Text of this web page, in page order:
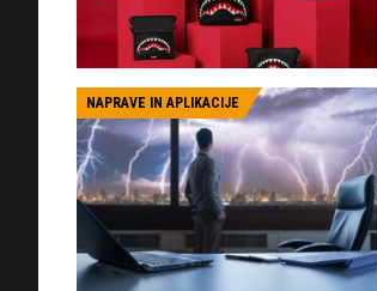
NAPRAVE IN APLIKACIJE